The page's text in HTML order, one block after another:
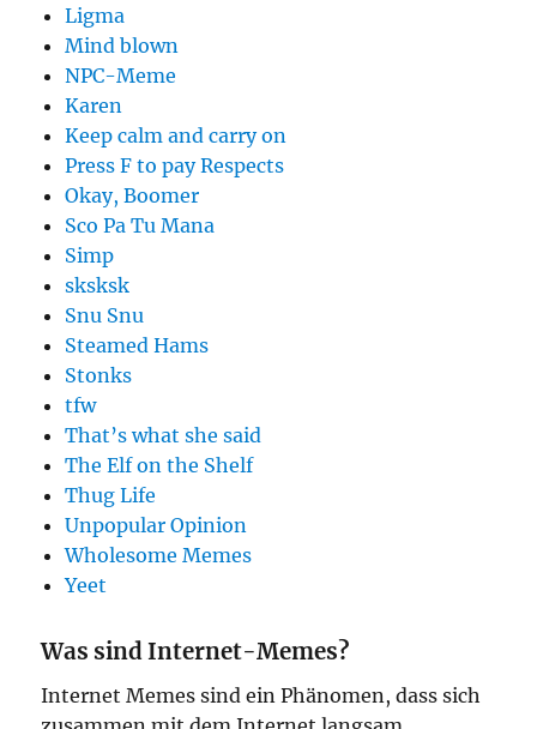
Ligma
Mind blown
NPC-Meme
Karen
Keep calm and carry on
Press F to pay Respects
Okay, Boomer
Sco Pa Tu Mana
Simp
sksksk
Snu Snu
Steamed Hams
Stonks
tfw
That’s what she said
The Elf on the Shelf
Thug Life
Unpopular Opinion
Wholesome Memes
Yeet
Was sind Internet-Memes?
Internet Memes sind ein Phänomen, dass sich